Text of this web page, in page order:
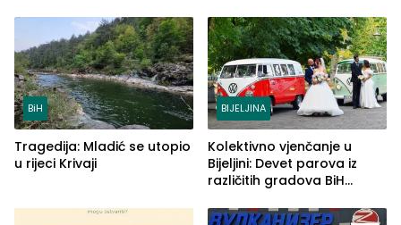
BiH
Tragedija: Mladić se utopio
u rijeci Krivaji
BIJELJINA
Kolektivno vjenčanje u
Bijeljini: Devet parova iz
različitih gradova BiH